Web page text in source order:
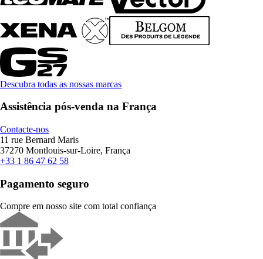
Descubra todas as nossas marcas
Assistência pós-venda na França
Contacte-nos
11 rue Bernard Maris
37270 Montlouis-sur-Loire, França
+33 1 86 47 62 58
Pagamento seguro
Compre em nosso site com total confiança